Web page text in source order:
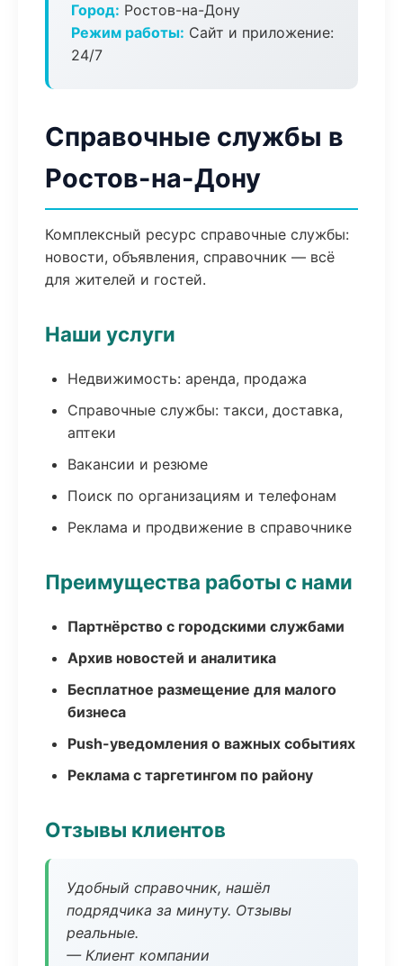
Город: Ростов-на-Дону
Режим работы: Сайт и приложение:
24/7
Справочные службы в
Ростов-на-Дону
Комплексный ресурс справочные службы:
новости, объявления, справочник — всё
для жителей и гостей.
Наши услуги
Недвижимость: аренда, продажа
Справочные службы: такси, доставка,
аптеки
Вакансии и резюме
Поиск по организациям и телефонам
Реклама и продвижение в справочнике
Преимущества работы с нами
Партнёрство с городскими службами
Архив новостей и аналитика
Бесплатное размещение для малого
бизнеса
Push-уведомления о важных событиях
Реклама с таргетингом по району
Отзывы клиентов
Удобный справочник, нашёл
подрядчика за минуту. Отзывы
реальные.
— Клиент компании